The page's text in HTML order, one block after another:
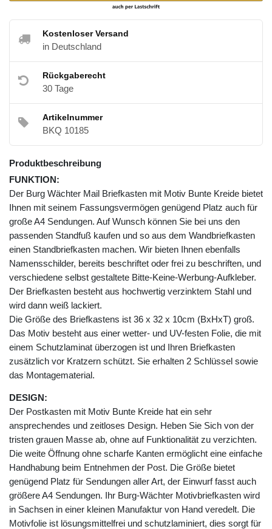
Kostenloser Versand
in Deutschland
Rückgaberecht
30 Tage
Artikelnummer
BKQ 10185
Produktbeschreibung
FUNKTION:
Der Burg Wächter Mail Briefkasten mit Motiv Bunte Kreide bietet
Ihnen mit seinem Fassungsvermögen genügend Platz auch für
große A4 Sendungen. Auf Wunsch können Sie bei uns den
passenden Standfuß kaufen und so aus dem Wandbriefkasten
einen Standbriefkasten machen. Wir bieten Ihnen ebenfalls
Namensschilder, bereits beschriftet oder frei zu beschriften, und
verschiedene selbst gestaltete Bitte-Keine-Werbung-Aufkleber.
Der Briefkasten besteht aus hochwertig verzinktem Stahl und
wird dann weiß lackiert.
Die Größe des Briefkastens ist 36 x 32 x 10cm (BxHxT) groß.
Das Motiv besteht aus einer wetter- und UV-festen Folie, die mit
einem Schutzlaminat überzogen ist und Ihren Briefkasten
zusätzlich vor Kratzern schützt. Sie erhalten 2 Schlüssel sowie
das Montagematerial.
DESIGN:
Der Postkasten mit Motiv Bunte Kreide hat ein sehr
ansprechendes und zeitloses Design. Heben Sie Sich von der
tristen grauen Masse ab, ohne auf Funktionalität zu verzichten.
Die weite Öffnung ohne scharfe Kanten ermöglicht eine einfache
Handhabung beim Entnehmen der Post. Die Größe bietet
genügend Platz für Sendungen aller Art, der Einwurf fasst auch
größere A4 Sendungen. Ihr Burg-Wächter Motivbriefkasten wird
in Sachsen in einer kleinen Manufaktur von Hand veredelt. Die
Motivfolie ist lösungsmittelfrei und schutzlaminiert, dies sorgt für